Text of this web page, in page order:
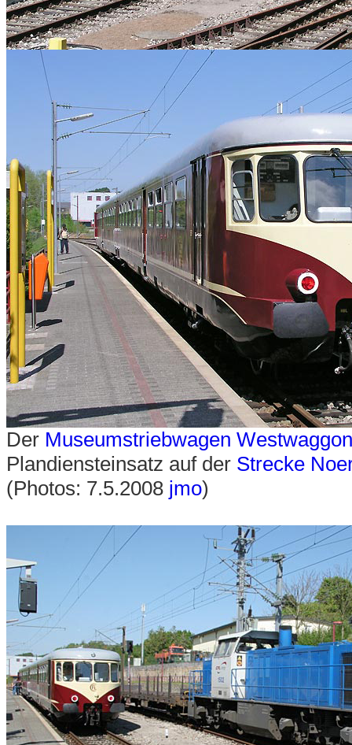
Der Museumstriebwagen
Plandiensteinsatz auf der Strecke
(Photos: 7.5.2008 jmo)